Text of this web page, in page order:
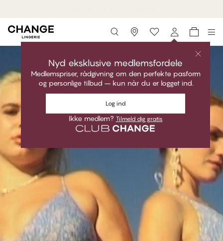
Storefinder